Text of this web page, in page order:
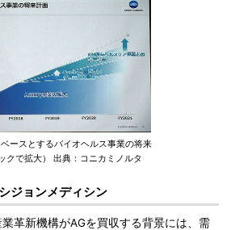
ースとするバイオヘルス事業の将来
クで拡大） 出典：コニカミノルタ
ジョンメディシン
革新機構がAGを買収する背景には、需